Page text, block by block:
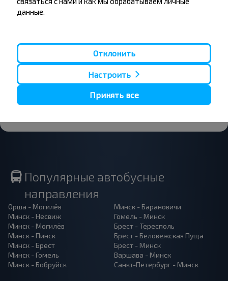
Не пропусти специальные акции, скидки и
другие интересные предложения INFOBUS.
Подписаться
Популярные автобусные
направления
Орша - Могилёв
Минск - Несвиж
Минск - Могилёв
Минск - Пинск
Минск - Брест
Минск - Гомель
Минск - Бобруйск
Минск - Барановичи
Гомель - Минск
Брест - Тересполь
Брест - Беловежская Пуща
Брест - Минск
Варшава - Минск
Санкт-Петербург - Минск
данные.
Отклонить
Настроить
Принять все